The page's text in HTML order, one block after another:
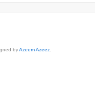
byAzeem Azeez